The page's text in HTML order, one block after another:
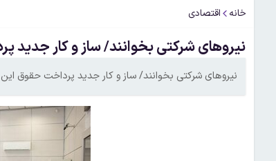
خانه اقتصادی
نیروهای شرکتی بخوانند/ ساز و کار جدید
نیروهای شرکتی بخوانند/ ساز و کار جدید پرداخت حقوق این